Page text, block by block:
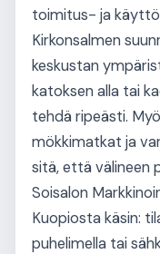
toimitus- ja
Kirkonsalmen
keskustan
katoksen alla tai
tehdä ripeästi.
mökkimatkat ja
sitä, että välineen
Soisalon
Kuopiosta käsin:
puhelimella tai